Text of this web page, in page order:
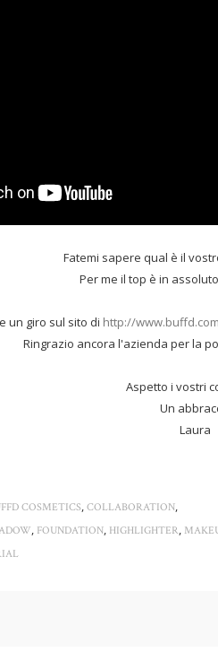
Fatemi sapere qual è il
Per me il top è in
un giro sul sito di http://www.buffd.com
Ringrazio ancora l'azienda per la
Aspetto i vostri
Un
Laura
COSMETICS, COLLABORATION,
, FOUNDATION, HIGHLIGHTER,